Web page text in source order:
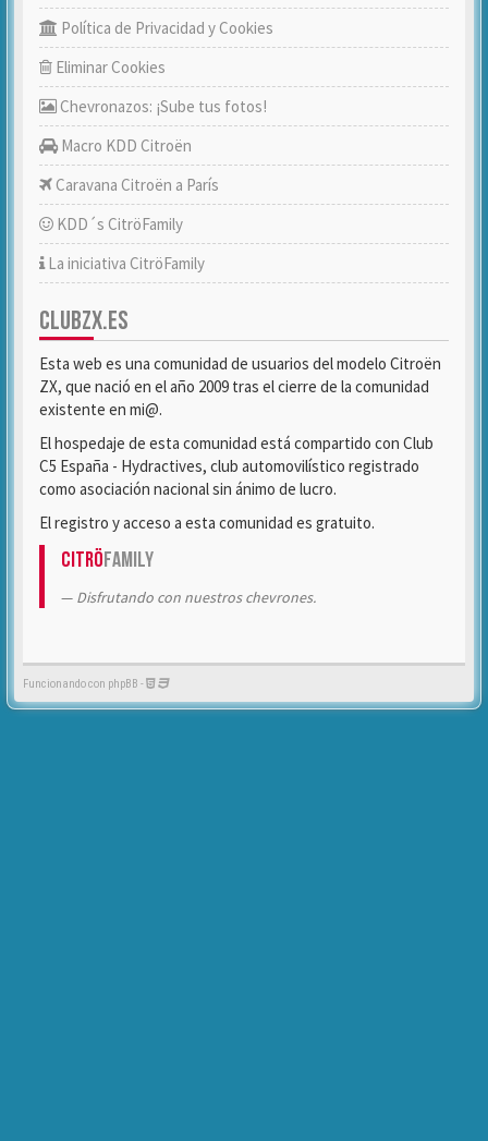
Política de Privacidad y Cookies
Eliminar Cookies
Chevronazos: ¡Sube tus fotos!
Macro KDD Citroën
Caravana Citroën a París
KDD´s CitröFamily
La iniciativa CitröFamily
CLUBZX.ES
Esta web es una comunidad de usuarios del modelo Citroën
ZX, que nació en el año 2009 tras el cierre de la comunidad
existente en mi@.
El hospedaje de esta comunidad está compartido con Club
C5 España - Hydractives, club automovilístico registrado
como asociación nacional sin ánimo de lucro.
El registro y acceso a esta comunidad es gratuito.
CitröFamily
Disfrutando con nuestros chevrones.
Funcionando con phpBB -